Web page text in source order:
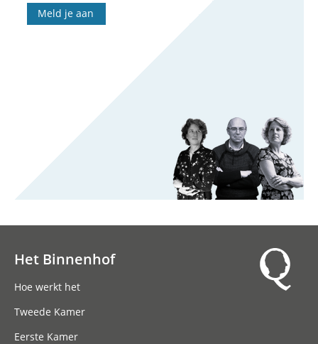
Meld je aan
Het Binnenhof
Hoe werkt het
Tweede Kamer
Eerste Kamer